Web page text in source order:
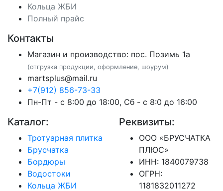
Кольца ЖБИ
Полный прайс
Контакты
Магазин и производство: пос. Позимь 1а
(отгрузка продукции, оформление, шоурум)
martsplus@mail.ru
+7(912) 856-73-33
Пн-Пт - с 8:00 до 18:00, Сб - с 8:0 до 16:00
Каталог:
Тротуарная плитка
Брусчатка
Бордюры
Водостоки
Кольца ЖБИ
Реквизиты:
ООО «БРУСЧАТКА
ПЛЮС»
ИНН: 1840079738
ОГРН:
1181832011272